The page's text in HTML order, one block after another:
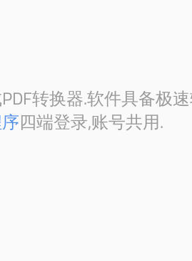
转换器.软件具备极
四端登录,账号共用.